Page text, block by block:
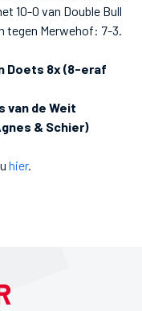
10-0 van Double Bull
tegen Merwehof: 7-3.
Doets 8x (8-eraf
van de Weit
& Schier)
hier.